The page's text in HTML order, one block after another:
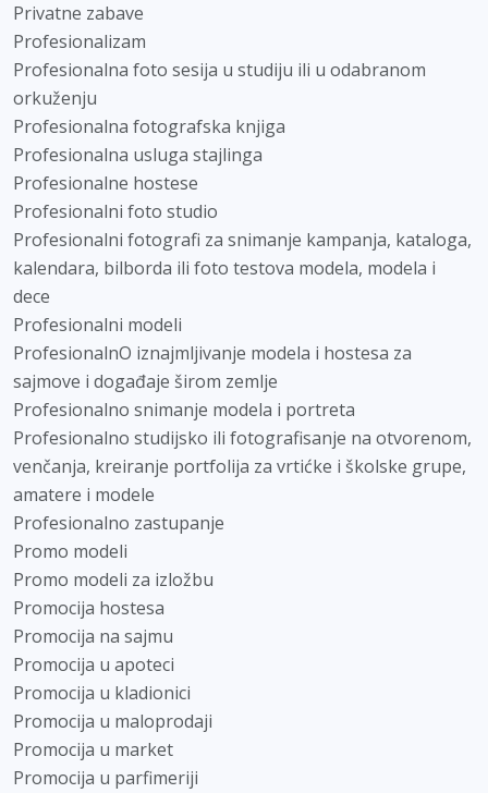
Privatne zabave
Profesionalizam
Profesionalna foto sesija u studiju ili u odabranom
orkuženju
Profesionalna fotografska knjiga
Profesionalna usluga stajlinga
Profesionalne hostese
Profesionalni foto studio
Profesionalni fotografi za snimanje kampanja, kataloga,
kalendara, bilborda ili foto testova modela, modela i
dece
Profesionalni modeli
ProfesionalnO iznajmljivanje modela i hostesa za
sajmove i događaje širom zemlje
Profesionalno snimanje modela i portreta
Profesionalno studijsko ili fotografisanje na otvorenom,
venčanja, kreiranje portfolija za vrtićke i školske grupe,
amatere i modele
Profesionalno zastupanje
Promo modeli
Promo modeli za izložbu
Promocija hostesa
Promocija na sajmu
Promocija u apoteci
Promocija u kladionici
Promocija u maloprodaji
Promocija u market
Promocija u parfimeriji